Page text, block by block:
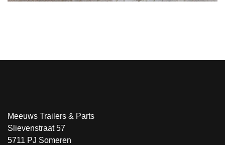
Meeuws Trailers & Parts
Slievenstraat 57
5711 PJ Someren